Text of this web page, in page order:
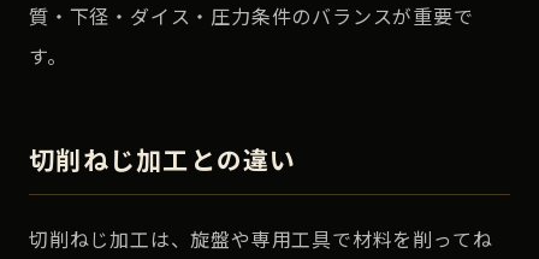
質・下径・ダイス・圧力条件のバランスが重要で
す。
切削ねじ加工との違い
切削ねじ加工は、旋盤や専用工具で材料を削ってね